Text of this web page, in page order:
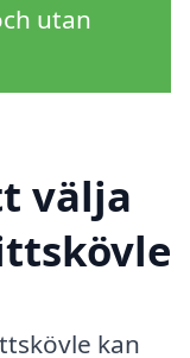
utan
välja
kan